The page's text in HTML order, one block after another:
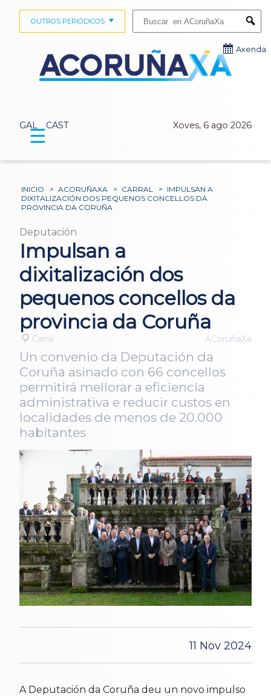
GAL CAST Xoves, 6 ago 2026
OUTROS PERIÓDICOS
Axenda
☰
INICIO > ACORUÑAXA > CARRAL > IMPULSAN A
DIXITALIZACIÓN DOS PEQUENOS CONCELLOS DA
PROVINCIA DA CORUÑA
Deputación
Impulsan a
dixitalización dos
pequenos concellos da
provincia da Coruña
Carral ACoruñaXa
Un convenio da Deputación da
Coruña asinado con 66 concellos
permitirá mellorar a eficiencia
administrativa e reducir custos en
localidades de menos de 20.000
habitantes
11 Nov 2024
A Deputación da Coruña deu un novo impulso